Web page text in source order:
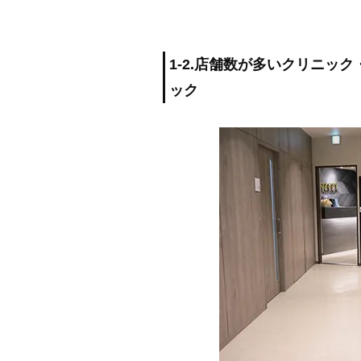
1-2.店舗数が多いクリニッ
ック